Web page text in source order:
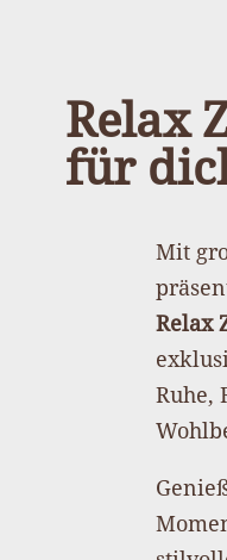
Relax
für
Mit
Relax
Ruhe,